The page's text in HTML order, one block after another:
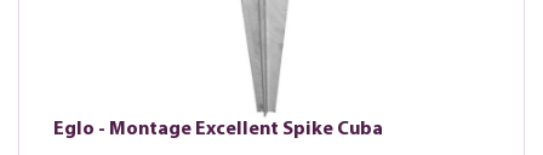
Eglo - Montage Excellent Spike Cuba